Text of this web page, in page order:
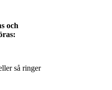
och
så ringer